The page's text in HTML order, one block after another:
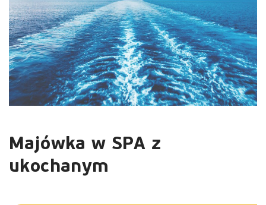
Majówka w SPA z
ukochanym